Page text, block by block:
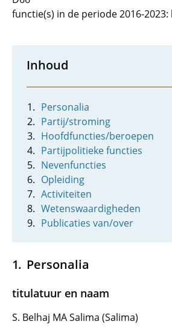
functie(s) in de periode 2016-
Inhoud
Personalia
Partij/stroming
Hoofdfuncties/beroepen
Partijpolitieke functies
Nevenfuncties
Opleiding
Activiteiten
Wetenswaardigheden
Publicaties van/over
Personalia
titulatuur en naam
S. Belhaj MA Salima (Salima)